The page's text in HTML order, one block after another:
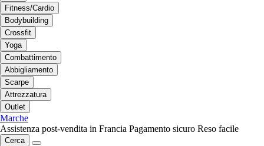
Fitness/Cardio
Bodybuilding
Crossfit
Yoga
Combattimento
Abbigliamento
Scarpe
Attrezzatura
Outlet
Marche
Assistenza post-vendita in Francia Pagamento sicuro Reso facile
Cerca